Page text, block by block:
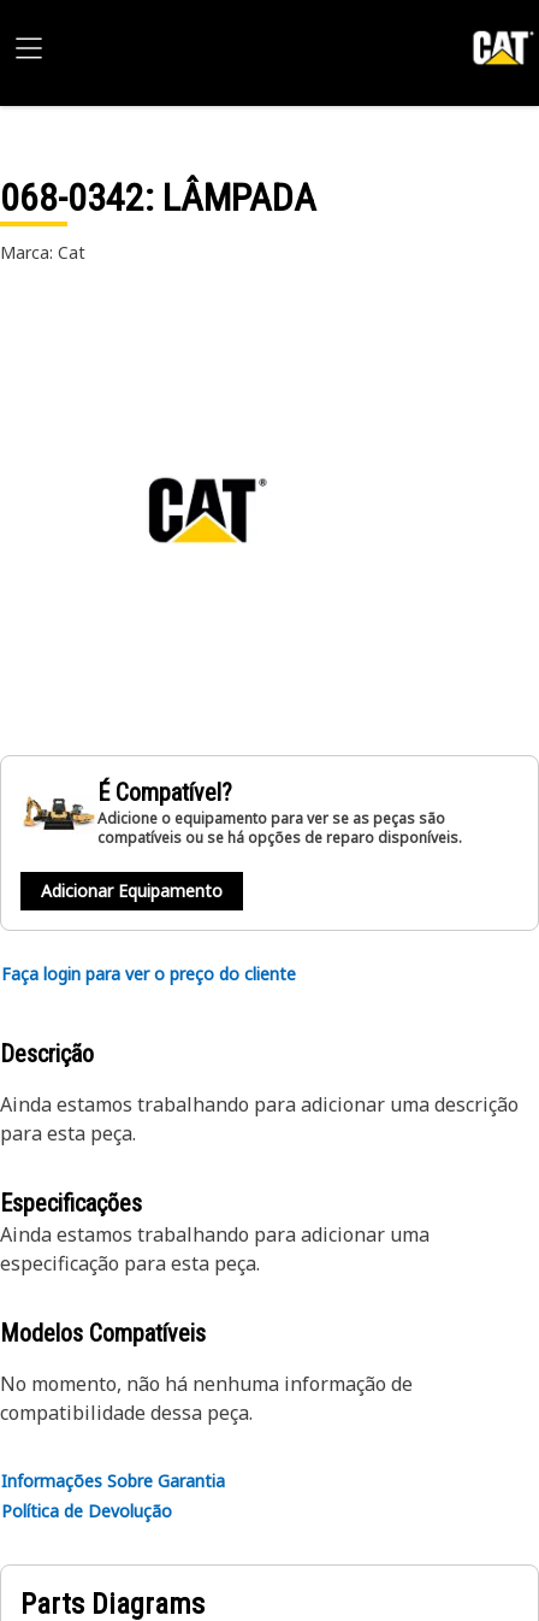
068-0342: LÂMPADA
Marca: Cat
É Compatível?
Adicione o equipamento para ver se as peças são
compatíveis ou se há opções de reparo disponíveis.
Adicionar Equipamento
Faça login para ver o preço do cliente
Descrição
Ainda estamos trabalhando para adicionar uma descrição
para esta peça.
Especificações
Ainda estamos trabalhando para adicionar uma
especificação para esta peça.
Modelos Compatíveis
No momento, não há nenhuma informação de
compatibilidade dessa peça.
Informações Sobre Garantia
Política de Devolução
Parts Diagrams